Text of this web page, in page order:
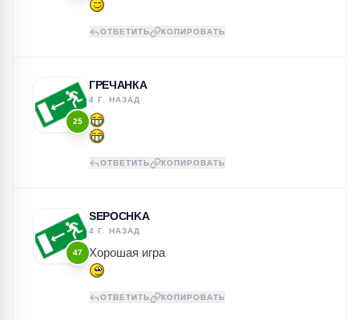
ОТВЕТИТЬ КОПИРОВАТЬ
25
ГРЕЧАНКА
4 Г. НАЗАД
ОТВЕТИТЬ КОПИРОВАТЬ
47
SEPOCHKA
4 Г. НАЗАД
Хорошая игра
ОТВЕТИТЬ КОПИРОВАТЬ